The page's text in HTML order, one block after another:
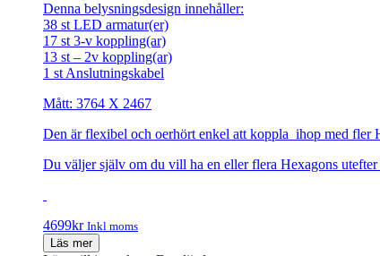
Denna belysningsdesign innehåller:
38 st LED armatur(er)
17 st 3-v koppling(ar)
13 st – 2v koppling(ar)
1 st Anslutningskabel
Mått: 3764 X 2467
Den är flexibel och oerhört enkel att koppla ihop med fler
Du väljer själv om du vill ha en eller flera Hexagons
4699kr Inkl moms
Läs mer